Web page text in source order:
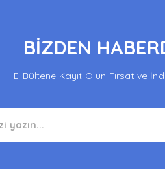
BİZDEN
E-Bültene Kayıt Olun Fırsat ve